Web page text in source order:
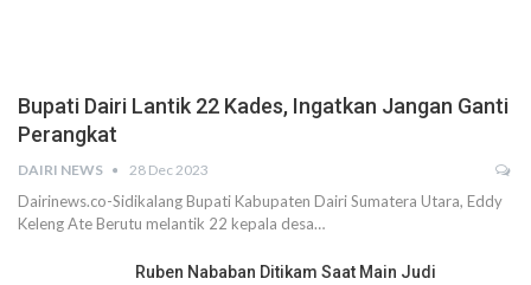
Bupati Dairi Lantik 22 Kades, Ingatkan Jangan Ganti
Perangkat
DAIRI NEWS 28 Dec 2023
Dairinews.co-Sidikalang Bupati Kabupaten Dairi Sumatera Utara, Eddy
Keleng Ate Berutu melantik 22 kepala desa…
Ruben Nababan Ditikam Saat Main Judi